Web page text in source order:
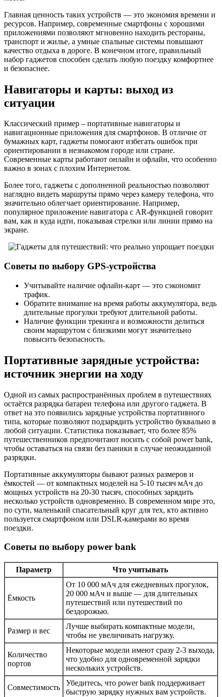
Главная ценность таких устройств — это экономия времени и
ресурсов. Например, современные смартфоны с хорошими
приложениями позволяют мгновенно находить рестораны,
транспорт и жилье, а умные спальные системы повышают
качество отдыха в дороге. В конечном итоге, правильный
набор гаджетов способен сделать любую поездку комфортнее
и безопаснее.
Навигаторы и карты: выход из
ситуации
Классический пример – портативные навигаторы и
навигационные приложения для смартфонов. В отличие от
бумажных карт, гаджеты помогают избегать ошибок при
ориентировании в незнакомом городе или стране.
Современные карты работают онлайн и офлайн, что особенно
важно в зонах с плохим Интернетом.
Более того, гаджеты с дополненной реальностью позволяют
наглядно видеть маршруты прямо через камеру телефона, что
значительно облегчает ориентирование. Например,
популярное приложение навигатора с AR-функцией говорит
вам, как и куда идти, показывая стрелки или линии прямо на
экране.
Советы по выбору GPS-устройства
Учитывайте наличие офлайн-карт — это сэкономит
трафик.
Обратите внимание на время работы аккумулятора, ведь
длительные прогулки требуют длительной работы.
Наличие функции трекинга и возможности делиться
своим маршрутом с близкими могут значительно
повысить безопасность.
Портативные зарядные устройства:
источник энергии на ходу
Одной из самых распространённых проблем в путешествиях
остаётся разрядка батареи телефона или другого гаджета. В
ответ на это появились зарядные устройства портативного
типа, которые позволяют подзарядить устройство буквально в
любой ситуации. Статистика показывает, что более 85%
путешественников предпочитают носить с собой power bank,
чтобы оставаться на связи без паники в случае неожиданной
разрядки.
Портативные аккумуляторы бывают разных размеров и
ёмкостей — от компактных моделей на 5-10 тысяч мАч до
мощных устройств на 20-30 тысяч, способных зарядить
несколько устройств одновременно. В современном мире это,
по сути, маленький спасательный круг для тех, кто активно
пользуется смартфоном или DSLR-камерами во время
поездки.
Советы по выбору power bank
Параметр Что учитывать
Ёмкость
От 10 000 мАч для ежедневных прогулок,
20 000 мАч и выше — для длительных
путешествий или путешествий по
бездорожью.
Размер и вес
Лучше выбирать компактные модели,
чтобы не увеличивать нагрузку.
Количество
портов
Некоторые модели имеют сразу 2-3 выхода,
что удобно для одновременной зарядки
нескольких устройств.
Совместимость
Убедитесь, что power bank поддерживает
быструю зарядку нужных вам устройств.